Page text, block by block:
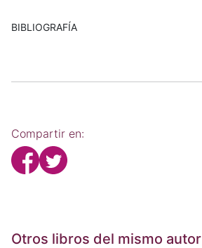
BIBLIOGRAFÍA
Compartir en:
Otros libros del mismo autor